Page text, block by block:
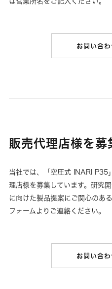
お問い合
販売代理店様を募
当社では、「空圧式 INARI P35
理店様を募集しています。研究
に向けた製品提案にご関心のあ
フォームよりご連絡ください。
お問い合